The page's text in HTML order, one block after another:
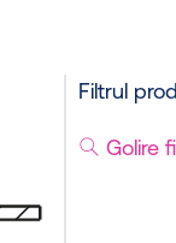
Filtrul
Golire